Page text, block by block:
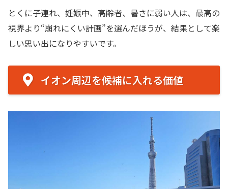
とくに子連れ、妊娠中、高齢者、暑さに弱い人は、最高の
視界より“崩れにくい計画”を選んだほうが、結果として楽
しい思い出になりやすいです。
イオン周辺を候補に入れる価値